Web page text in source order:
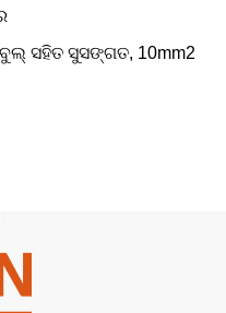
ସହିତ ସୁସଙ୍ଗତ, 10mm2